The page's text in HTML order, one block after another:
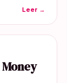
Leer →